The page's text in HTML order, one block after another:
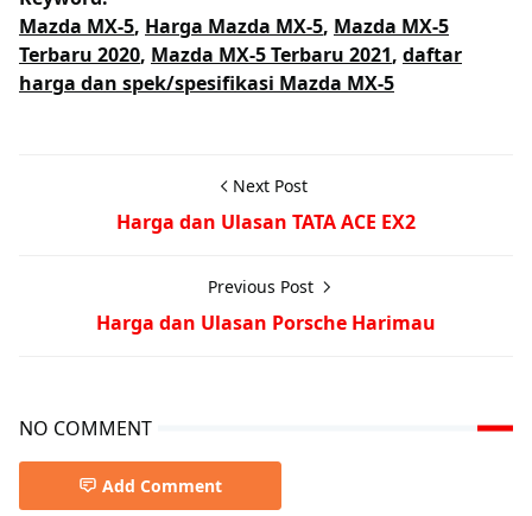
Mazda MX-5, Harga Mazda MX-5, Mazda MX-5
Terbaru 2020, Mazda MX-5 Terbaru 2021, daftar
harga dan spek/spesifikasi Mazda MX-5
Next Post
Harga dan Ulasan TATA ACE EX2
Previous Post
Harga dan Ulasan Porsche Harimau
NO COMMENT
Add Comment